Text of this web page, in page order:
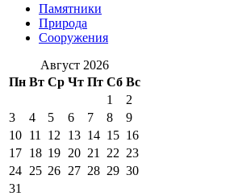
Памятники
Природа
Сооружения
Август 2026
Пн Вт Ср Чт Пт Сб Вс
1
2
3
4 5 6 7 8
9
10 11 12 13 14 15 16
17 18 19 20 21 22 23
24 25 26 27 28 29 30
31